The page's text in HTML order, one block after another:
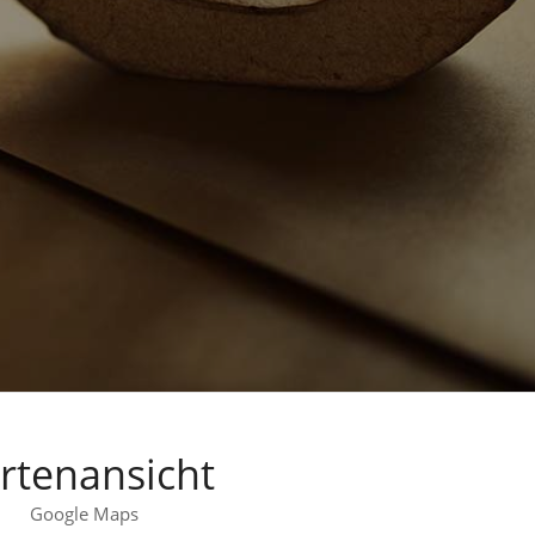
Google Maps